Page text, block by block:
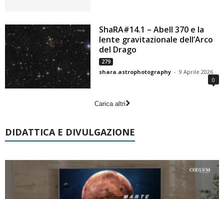
ShaRA#14.1 – Abell 370 e la
lente gravitazionale dell’Arco
del Drago
279
shara.astrophotography - 9 Aprile 2026
0
Carica altri
DIDATTICA E DIVULGAZIONE